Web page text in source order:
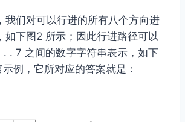
我们对可以行进的所有八个方向进
如下图2 所示；因此行进路径可以
. . 7 之间的数字字符串表示，如下
例，它所对应的答案就是：